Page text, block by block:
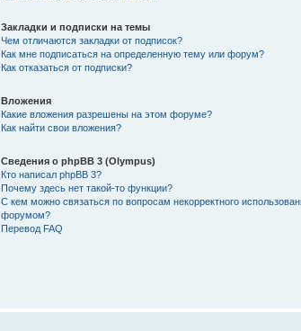
Закладки и подписки на темы
Чем отличаются закладки от подписок?
Как мне подписаться на определенную тему или форум?
Как отказаться от подписки?
Вложения
Какие вложения разрешены на этом форуме?
Как найти свои вложения?
Сведения о phpBB 3 (Olympus)
Кто написал phpBB 3?
Почему здесь нет такой-то функции?
С кем можно связаться по вопросам некорректного
форумом?
Перевод FAQ